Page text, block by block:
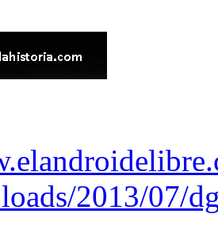
2013/07/